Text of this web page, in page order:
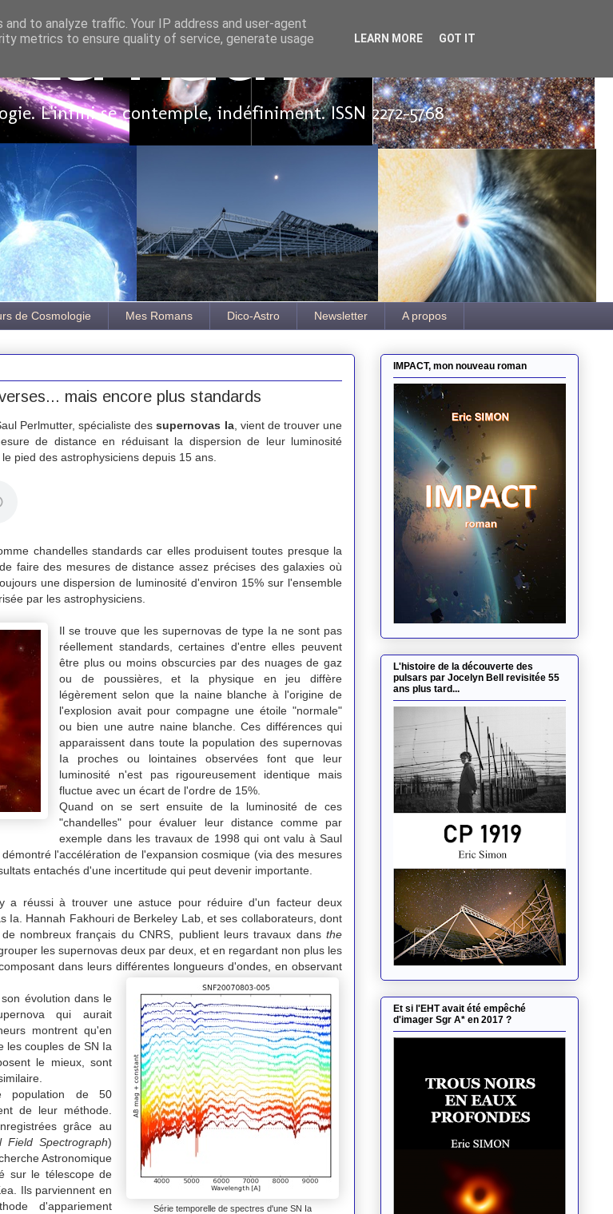
là haut
L'infini se contemple, indéfiniment. ISSN 2272-5768
de Cosmologie Mes Romans Dico-Astro Newsletter A propos
mais encore plus standards
Perlmutter, spécialiste dessupernovas Ia, vient de trouver une
de distance en réduisant la dispersion de leur luminosité
pied des astrophysiciens depuis 15 ans.
chandelles standards car elles produisent toutes presque la
faire des mesures de distance assez précises des galaxies où
une dispersion de luminosité d'environ 15% sur l'ensemble
par les astrophysiciens.
Il se trouve que les supernovas de type Ia ne sont pas
réellement standards, certaines d'entre elles peuvent
être plus ou moins obscurcies par des nuages de gaz
ou de poussières, et la physique en jeu diffère
légèrement selon que la naine blanche à l'origine de
l'explosion avait pour compagne une étoile "normale"
ou bien une autre naine blanche. Ces différences qui
apparaissent dans toute la population des supernovas
Ia proches ou lointaines observées font que leur
luminosité n'est pas rigoureusement identique mais
fluctue avec un écart de l'ordre de 15%.
Quand on se sert ensuite de la luminosité de ces
"chandelles" pour évaluer leur distance comme par
exemple dans les travaux de 1998 qui ont valu à Saul
l'accélération de l'expansion cosmique (via des mesures
entachés d'une incertitude qui peut devenir importante.
a réussi à trouver une astuce pour réduire d'un facteur deux
Ia. Hannah Fakhouri de Berkeley Lab, et ses collaborateurs, dont
nombreux français du CNRS, publient leurs travaux dans the
les supernovas deux par deux, et en regardant non plus les
dans leurs différentes longueurs d'ondes, en observant
Série temporelle de spectres d'une SN Ia
évolution dans le
qui aurait
montrent qu'en
les couples de SN Ia
le mieux, sont
population de 50
de leur méthode.
grâce au
Field Spectrograph)
Astronomique
sur le télescope de
Ils parviennent en
d'appariement
IMPACT, mon nouveau roman
L'histoire de la découverte des
pulsars par Jocelyn Bell revisitée 55
ans plus tard...
Et si l'EHT avait été empêché
d'imager Sgr A* en 2017 ?
to analyze traffic. Your IP address and user-agent
metrics to ensure quality of service, generate usage
LEARN MORE GOT IT